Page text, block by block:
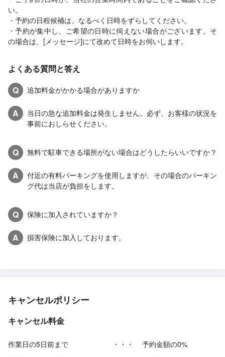
い。
・予約の日程候補は、なるべく日時をずらしてください。
・予約が集中し、ご希望の日時に伺えない場合がございます。そ
の場合は、[メッセージ]にて改めて日時をお伺いします。
よくある質問と答え
Q
追加料金がかかる場合がありますか
A
当日の急な追加料金は発生しません。必ず、お客様の状況を
事前におしらせください。
Q 無料で駐車できる場所がない場合はどうしたらいいですか？
A
付近の有料パーキングを使用しますが、その場合のパーキン
グ代は当店が負担をします。
Q 保険に加入されていますか？
A 損害保険に加入しております。
キャンセルポリシー
キャンセル料金
作業日の5日前まで ・・・
予約金額の0%